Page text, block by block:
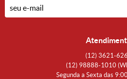
(12) 3621-
(12) 98888-1010
Segunda a Sexta das